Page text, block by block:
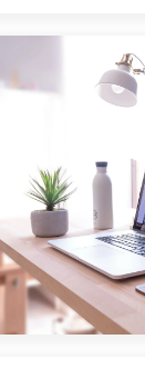
中并无直接删
中取消勾选，
件时提示占用
当前用户登录
Shift + G 跳
鼠须管拖入废
RIME 在不同
RIME 曾是唯
输入法在交互